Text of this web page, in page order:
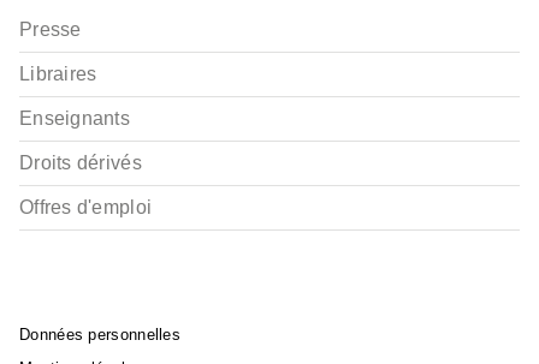
Presse
Libraires
Enseignants
Droits dérivés
Offres d'emploi
Données personnelles